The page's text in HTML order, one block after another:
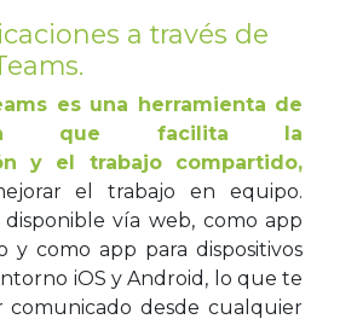
a través de
es una herramienta de
que facilita la
y el trabajo compartido,
el trabajo en equipo.
disponible vía web, como app
y como app para dispositivos
iOS y Android, lo que te
comunicado desde cualquier